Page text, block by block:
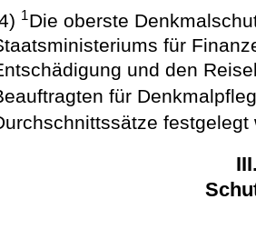
1Die oberste
für
und den
für
festgelegt